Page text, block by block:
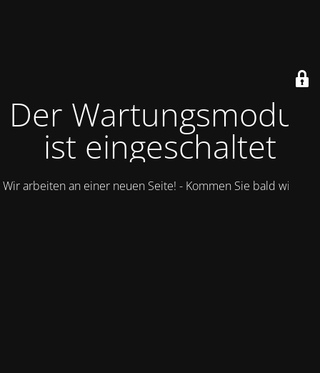
Der Wartungsmodus
ist eingeschaltet
Wir arbeiten an einer neuen Seite! - Kommen Sie bald wieder.